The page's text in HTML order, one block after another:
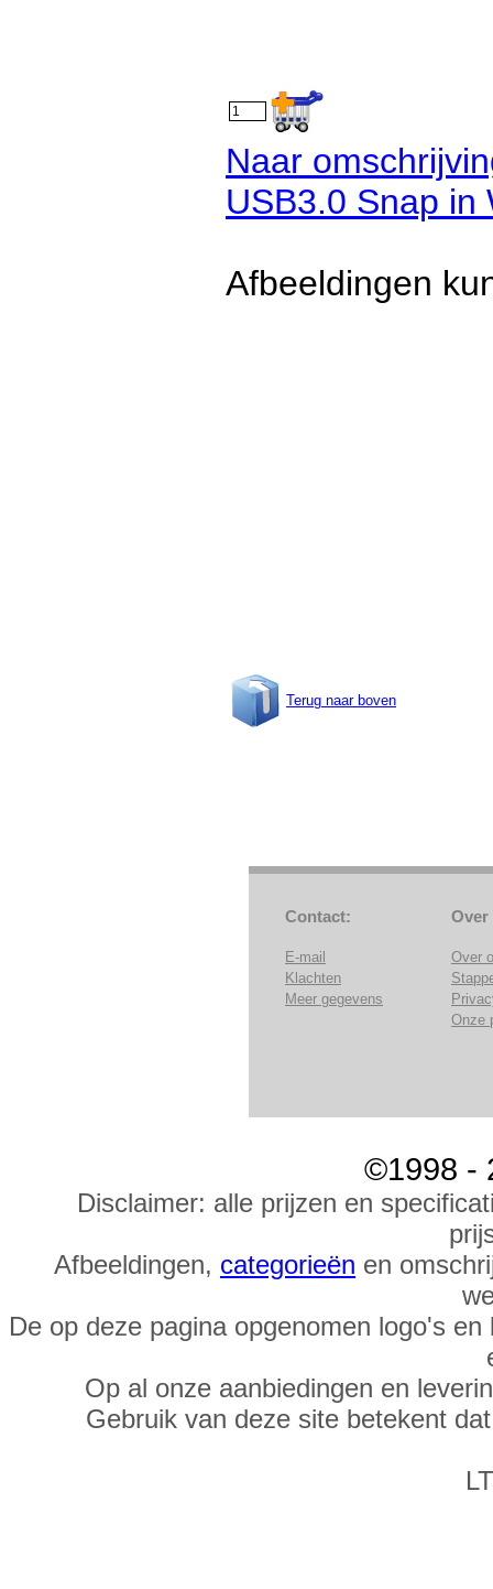
Naar
USB3.0 Snap in
Afbeeldingen
Terug naar boven
Contact:
E-mail
Klachten
Meer gegevens
Over
Over
Onze
©1998 -
Disclaimer: alle prijzen en
Afbeeldingen, categorieën en
De op deze pagina opgenomen logo's
Op al onze aanbiedingen en
Gebruik van deze site betekent